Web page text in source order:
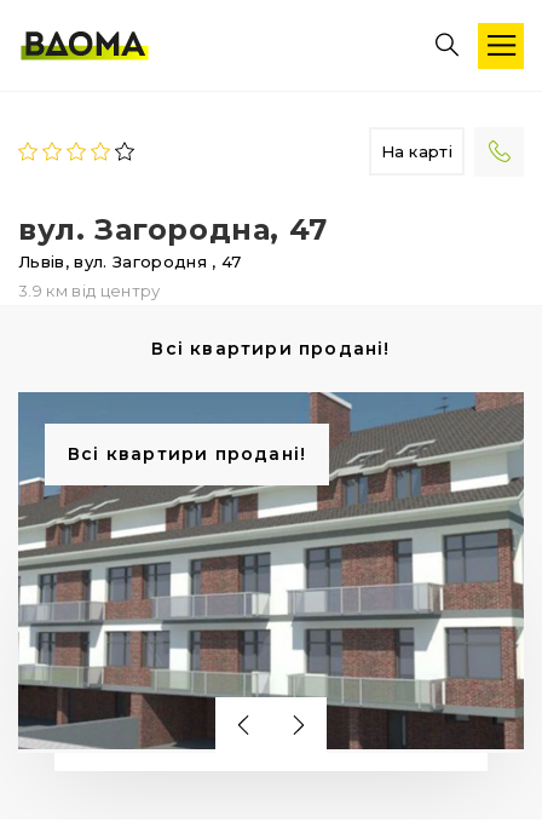
На карті
вул. Загородна, 47
Львів,вул. Загородня , 47
3.9 км від центру
Всі квартири продані!
Всі квартири продані!